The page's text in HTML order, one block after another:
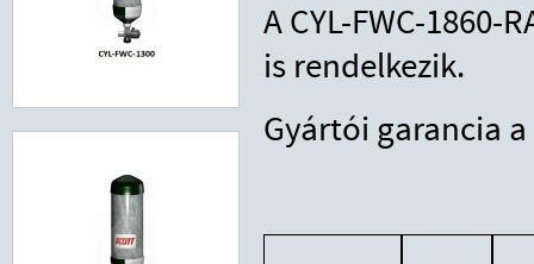
A CYL-FWC-
is rendelkezik.
Gyártói garancia